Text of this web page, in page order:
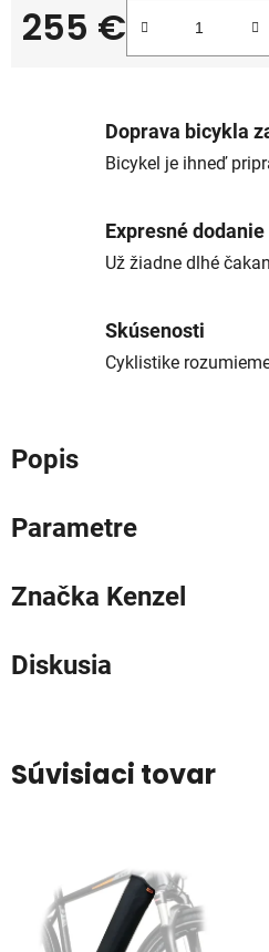
255 €
Jednotková cena:
Doprava bicykla
Bicykel je ihneď
Expresné dodanie
Už žiadne dlhé
Skúsenosti
Cyklistike
Popis
Parametre
Značka Kenzel
Diskusia
Súvisiaci tovar